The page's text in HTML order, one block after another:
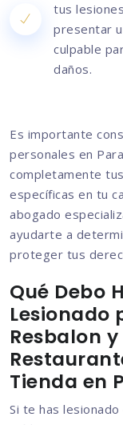
tus
presentar
culpable
daños.
Es importante
personales en
completamente
específicas en tu
abogado
ayudarte a
proteger tus
Qué Debo
Lesionado
Resbalon
Tienda en
Si te has